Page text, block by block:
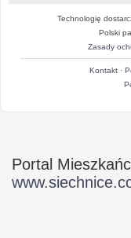
Technologię
Polski
Zasady
Kontakt·
Portal